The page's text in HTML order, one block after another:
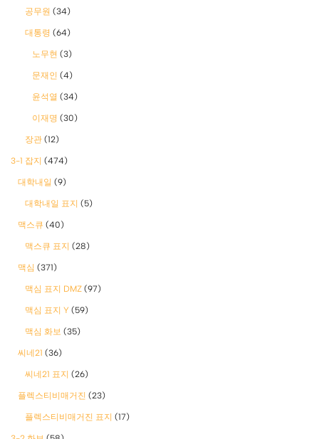
공무원 (34)
대통령 (64)
노무현 (3)
문재인 (4)
윤석열 (34)
이재명 (30)
장관 (12)
3-1 잡지 (474)
대학내일 (9)
대학내일 표지 (5)
맥스큐 (40)
맥스큐 표지 (28)
맥심 (371)
맥심 표지 DMZ (97)
맥심 표지 Y (59)
맥심 화보 (35)
씨네21 (36)
씨네21 표지 (26)
플렉스티비매거진 (23)
플렉스티비매거진 표지 (17)